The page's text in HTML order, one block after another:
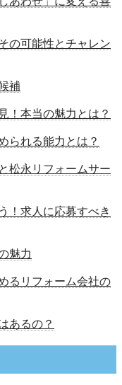
の可能性とチャレン
補
！本当の魅力とは？
られる能力とは？
松永リフォームサー
！求人に応募すべき
魅力
るリフォーム会社の
あるの？